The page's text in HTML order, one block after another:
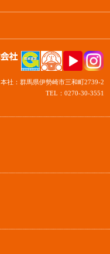
本社：群馬県伊勢崎市三和町2739-2
TEL：0270-30-3551